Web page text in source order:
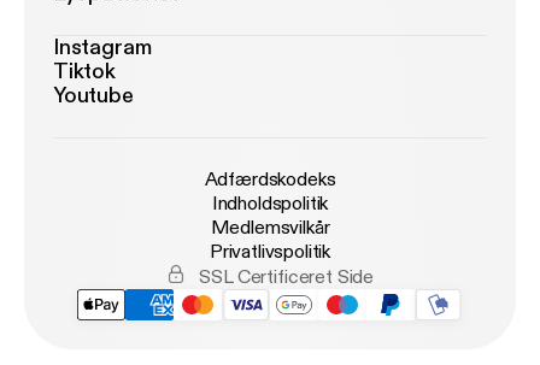
Instagram
Tiktok
Youtube
Adfærdskodeks
Indholdspolitik
Medlemsvilkår
Privatlivspolitik
SSL Certificeret Side